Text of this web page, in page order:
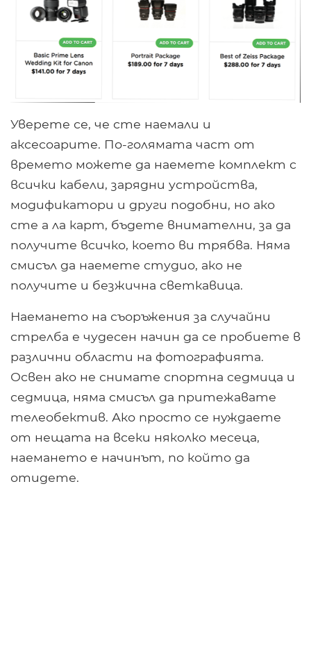
Уверете се, че сте наемали и
аксесоарите. По-голямата част от
времето можете да наемете комплект с
всички кабели, зарядни устройства,
модификатори и други подобни, но ако
сте а ла карт, бъдете внимателни, за да
получите всичко, което ви трябва. Няма
смисъл да наемете студио, ако не
получите и безжична светкавица.
Наемането на съоръжения за случайни
стрелба е чудесен начин да се пробиете в
различни области на фотографията.
Освен ако не снимате спортна седмица и
седмица, няма смисъл да притежавате
телеобектив. Ако просто се нуждаете
от нещата на всеки няколко месеца,
наемането е начинът, по който да
отидете.